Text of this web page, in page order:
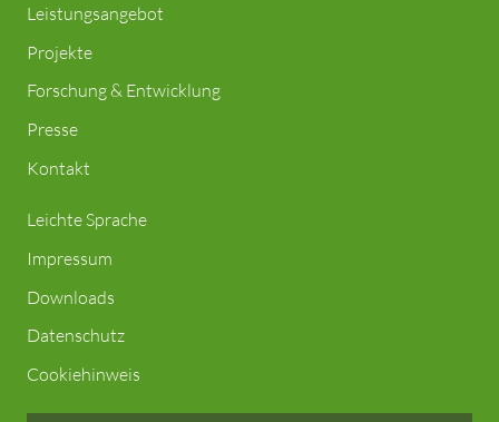
Leistungsangebot
Projekte
Forschung & Entwicklung
Presse
Kontakt
Leichte Sprache
Impressum
Downloads
Datenschutz
Cookiehinweis